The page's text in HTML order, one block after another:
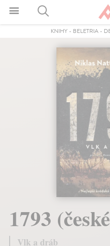
KNIHY - BELETRIA -
1793
Vlk a dráb